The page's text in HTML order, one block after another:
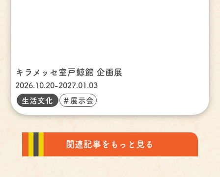
キラメッセ室戸鯨館 企画展
2026.10.20-2027.01.03
生活文化 ＃展示会
関連記事をもっと見る